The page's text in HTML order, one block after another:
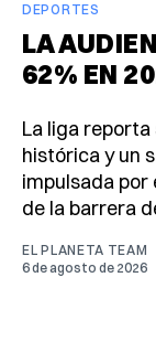
DEPORTES
LA
62% EN
La liga
histórica y un
impulsada por
de la barrera
EL PLANETA TEAM
6 de agosto de 2026